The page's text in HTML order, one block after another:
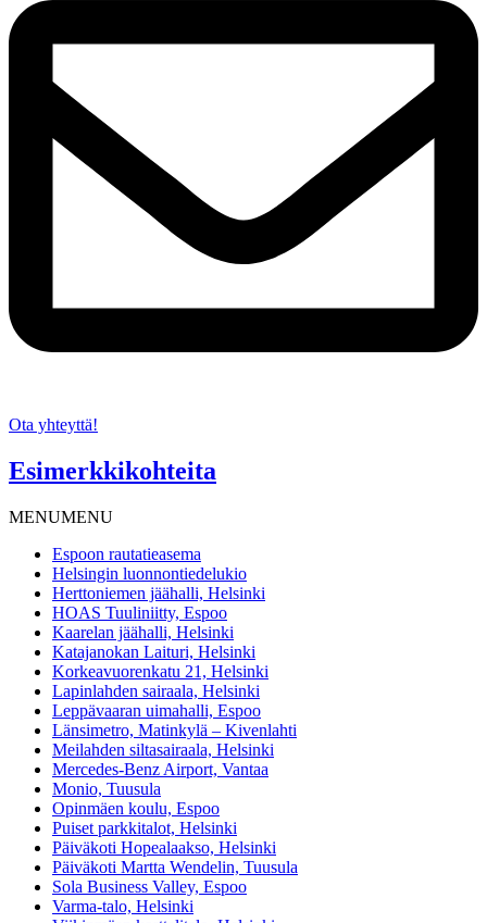
Ota yhteyttä!
Esimerkkikohteita
MENUMENU
Espoon rautatieasema
Helsingin luonnontiedelukio
Herttoniemen jäähalli, Helsinki
HOAS Tuuliniitty, Espoo
Kaarelan jäähalli, Helsinki
Katajanokan Laituri, Helsinki
Korkeavuorenkatu 21, Helsinki
Lapinlahden sairaala, Helsinki
Leppävaaran uimahalli, Espoo
Länsimetro, Matinkylä – Kivenlahti
Meilahden siltasairaala, Helsinki
Mercedes-Benz Airport, Vantaa
Monio, Tuusula
Opinmäen koulu, Espoo
Puiset parkkitalot, Helsinki
Päiväkoti Hopealaakso, Helsinki
Päiväkoti Martta Wendelin, Tuusula
Sola Business Valley, Espoo
Varma-talo, Helsinki